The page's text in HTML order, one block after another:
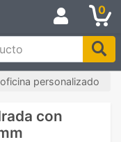
0
personalizado
con